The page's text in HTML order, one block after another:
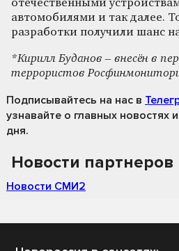
отечественными
автомобилями и так далее.
разработки получили шанс
*Кирилл Буданов – внесён в
террористов
Подписывайтесь на нас в
узнавайте о главных новостях
дня.
Новости партнеров
Новости СМИ2